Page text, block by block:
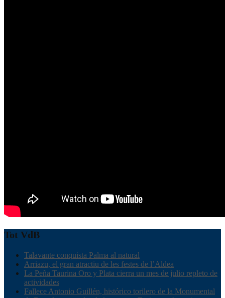
Tot VdB
Talavante conquista Palma al natural
Arriazu, el gran atractiu de les festes de l’Aldea
La Peña Taurina Oro y Plata cierra un mes de julio repleto de
actividades
Fallece Antonio Guillén, histórico torilero de la Monumental